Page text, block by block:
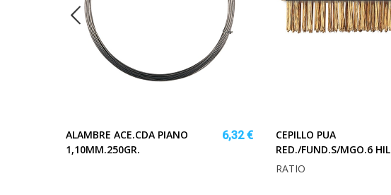
ALAMBRE ACE.CDA PIANO
1,10MM.250GR.
6,32 €
CEPILLO PUA
RED./FUND.S/MGO.6 HIL
RATIO